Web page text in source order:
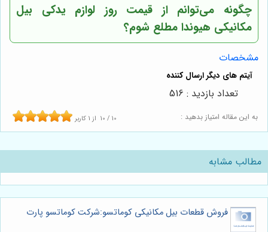
چگونه می‌توانم از قیمت روز لوازم یدکی بیل
مکانیکی هیوندا مطلع شوم؟
مشخصات
به این مقاله امتیاز بدهید : 10 / 10 از 1 کاربر
تعداد بازدید : 516
مطالب مشابه
فروش قطعات بیل مکانیکی کوماتسو:شرکت کوماتسو پارت